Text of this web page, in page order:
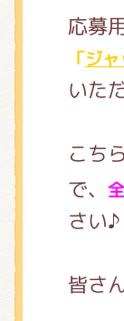
応募
「ジ
いた
こち
で、
さい♪
皆さ